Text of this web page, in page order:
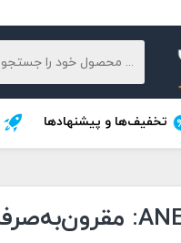
تخفیف‌ها و پیشنهادها